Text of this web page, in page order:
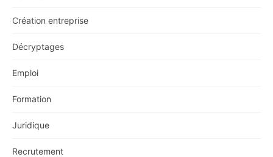
Création entreprise
Décryptages
Emploi
Formation
Juridique
Recrutement